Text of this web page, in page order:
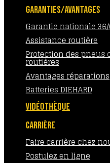
GARANTIES/AVANTAGES
Garantie nationale
Assistance routière
Protection des pneus
routières
Avantages réparations
Batteries DIEHARD
VIDÉOTHÈQUE
CARRIÈRE
Faire carrière chez
Postulez en ligne